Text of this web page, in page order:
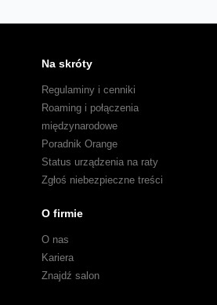
Na skróty
Regulaminy i cenniki
Roaming i połączenia
międzynarodowe
Poradnik Orange
Status urządzenia na raty
Zgłoś niebezpieczne treści
O firmie
O nas
Kariera
Znajdź salon